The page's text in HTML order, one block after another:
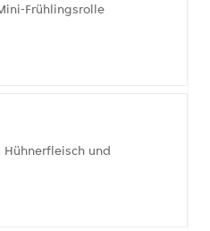
Frühlingsrolle
und